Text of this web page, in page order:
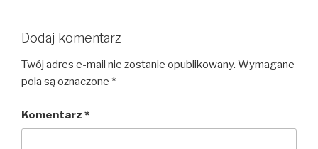
Dodaj komentarz
Twój adres e-mail nie zostanie opublikowany. Wymagane
pola są oznaczone *
Komentarz *